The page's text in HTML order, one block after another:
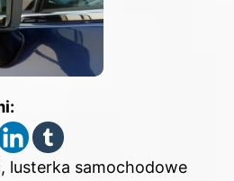
lusterka samochodowe